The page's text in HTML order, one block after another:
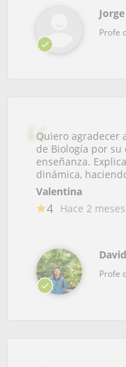
Jorge
Profe
Quiero agradecer
de Biología por su
enseñanza.
dinámica,
Valentina
4 Hace 2 meses
David
Profe